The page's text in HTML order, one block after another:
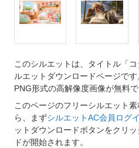
このシルエットは、タイトル「
ルエットダウンロードページで
PNG形式の高解像度画像が無料
このページのフリーシルエット
ら、まずシルエットAC会員ログ
ットダウンロードボタンをクリ
ドが開始されます。